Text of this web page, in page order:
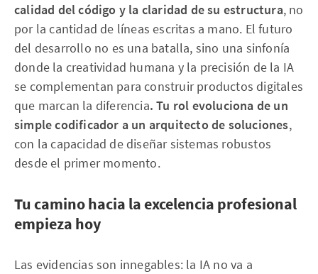
calidad del código y la claridad de su estructura, no
por la cantidad de líneas escritas a mano. El futuro
del desarrollo no es una batalla, sino una sinfonía
donde la creatividad humana y la precisión de la IA
se complementan para construir productos digitales
que marcan la diferencia. Tu rol evoluciona de un
simple codificador a un arquitecto de soluciones,
con la capacidad de diseñar sistemas robustos
desde el primer momento.
Tu camino hacia la excelencia profesional
empieza hoy
Las evidencias son innegables: la IA no va a